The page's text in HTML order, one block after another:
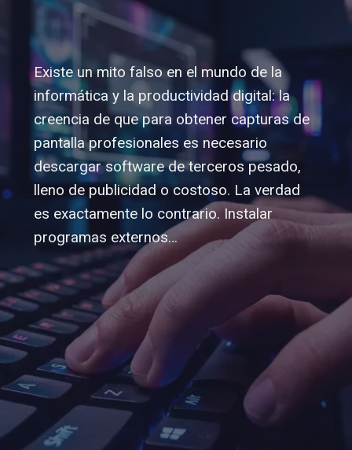
Existe un mito falso en el mundo de la
informática y la productividad digital: la
creencia de que para obtener capturas de
pantalla profesionales es necesario
descargar software de terceros pesado,
lleno de publicidad o costoso. La verdad
es exactamente lo contrario. Instalar
programas externos…